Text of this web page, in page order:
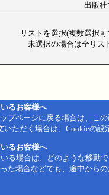
出版社
リストを選択(複数選択可
未選択の場合は全リス
るお客様へ
プページに戻る場合は、こ
ただく場合は、Cookieの設
るお客様へ
る場合は、どのような移動で
た場合などでも、途中からの